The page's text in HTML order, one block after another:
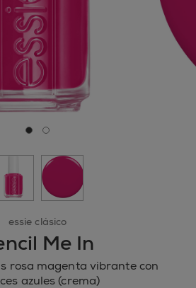
Ir a la diapositiva 0
Ir a la diapositiva 1
essie clásico
Me In
rosa magenta vibrante con
azules (crema)